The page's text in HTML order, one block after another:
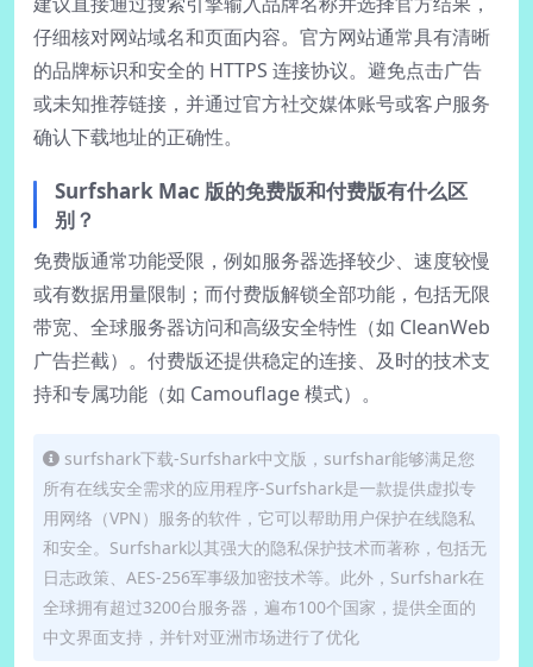
仔细核对网站域名和页面内容。官方网站通常具有清晰
的品牌标识和安全的 HTTPS 连接协议。避免点击广告
或未知推荐链接，并通过官方社交媒体账号或客户服务
确认下载地址的正确性。
Surfshark Mac 版的免费版和付费版有什么区
别？
免费版通常功能受限，例如服务器选择较少、速度较慢
或有数据用量限制；而付费版解锁全部功能，包括无限
带宽、全球服务器访问和高级安全特性（如 CleanWeb
广告拦截）。付费版还提供稳定的连接、及时的技术支
持和专属功能（如 Camouflage 模式）。
surfshark下载-Surfshark中文版，surfshar能够满足您
所有在线安全需求的应用程序-Surfshark是一款提供虚拟专
用网络（VPN）服务的软件，它可以帮助用户保护在线隐私
和安全。Surfshark以其强大的隐私保护技术而著称，包括无
日志政策、AES-256军事级加密技术等。此外，Surfshark在
全球拥有超过3200台服务器，遍布100个国家，提供全面的
中文界面支持，并针对亚洲市场进行了优化